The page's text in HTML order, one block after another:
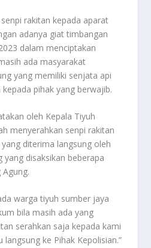
rakitan kepada aparat
adanya giat timbangan
dalam menciptakan
ada masyarakat
yang memiliki senjata api
pihak yang berwajib.
oleh Kepala Tiyuh
menyerahkan senpi rakitan
diterima langsung oleh
yang disaksikan beberapa
warga tiyuh sumber jaya
bila masih ada yang
serahkan saja kepada kami
langsung ke Pihak Kepolisian.”